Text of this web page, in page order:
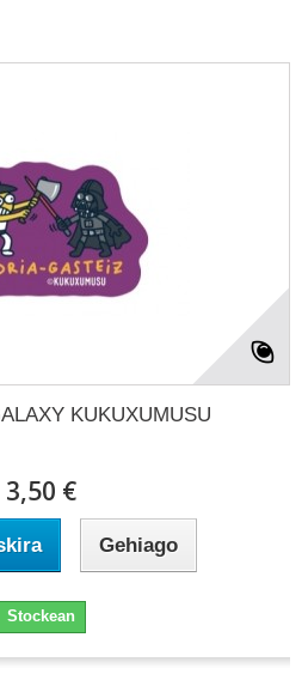
KUKUXUMUSU
3,50 €
Gehiago
Stockean